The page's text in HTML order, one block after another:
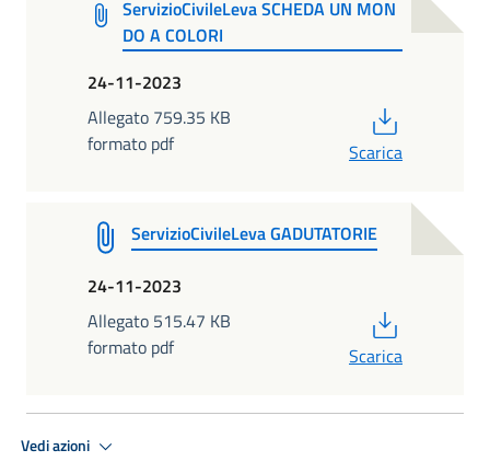
ServizioCivileLeva SCHEDA UN MON
DO A COLORI
24-11-2023
Allegato 759.35 KB
formato pdf
Scarica
ServizioCivileLeva GADUTATORIE
24-11-2023
Allegato 515.47 KB
formato pdf
Scarica
Vedi azioni